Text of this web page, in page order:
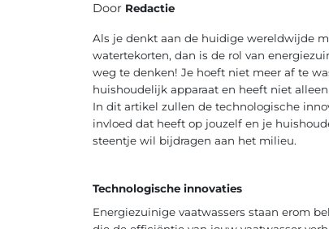
Door Redactie
Als je denkt aan de huidige wereldwijde
watertekorten, dan is de rol van
weg te denken! Je hoeft niet meer af te
huishoudelijk apparaat en heeft niet
In dit artikel zullen de technologische
invloed dat heeft op jouzelf en je
steentje wil bijdragen aan het milieu.
Technologische innovaties
Energiezuinige vaatwassers staan erom